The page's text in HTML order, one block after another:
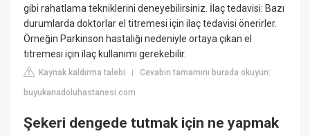
gibi rahatlama tekniklerini deneyebilirsiniz. İlaç tedavisi: Bazı
durumlarda doktorlar el titremesi için ilaç tedavisi önerirler.
Örneğin Parkinson hastalığı nedeniyle ortaya çıkan el
titremesi için ilaç kullanımı gerekebilir.
Kaynak kaldırma talebi |Cevabın tamamını burada okuyun:
buyukanadoluhastanesi.com
Şekeri dengede tutmak için ne yapmak